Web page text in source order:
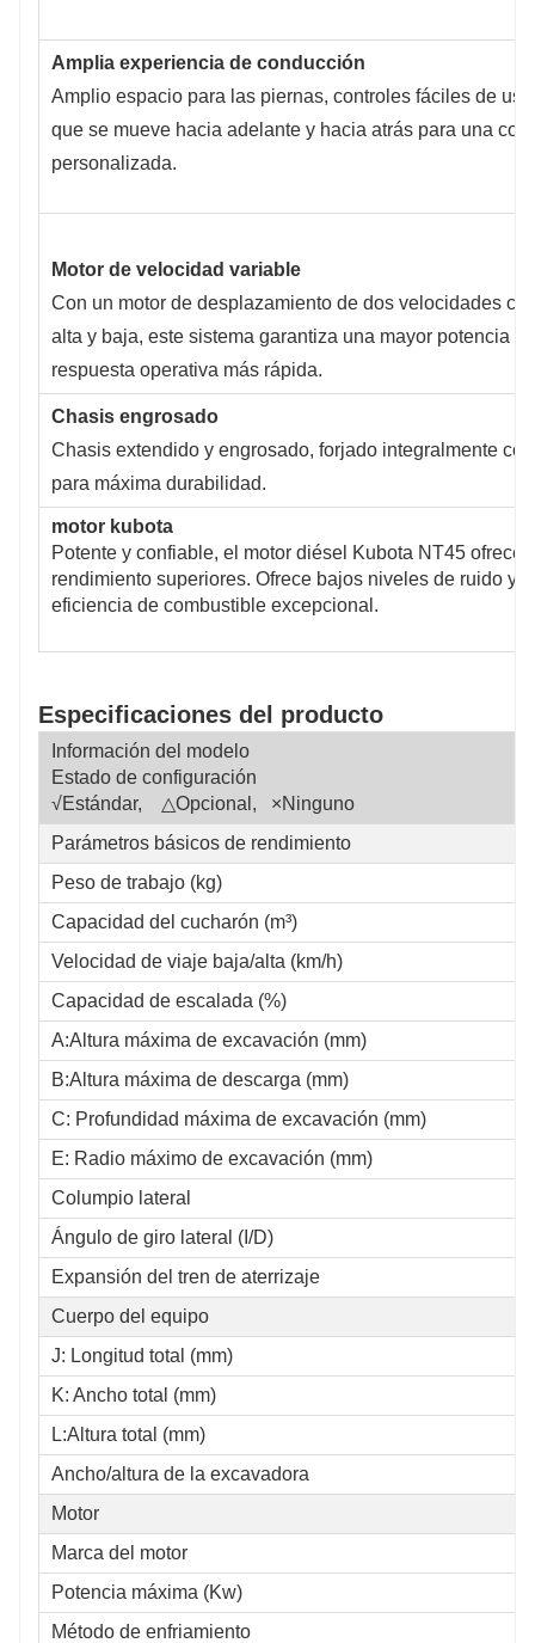
Amplia experiencia de conducción
Amplio espacio para las piernas, controles fáciles de
que se mueve hacia adelante y hacia atrás para una
personalizada.
Motor de velocidad variable
Con un motor de desplazamiento de dos velocidades
alta y baja, este sistema garantiza una mayor potencia
respuesta operativa más rápida.
Chasis engrosado
Chasis extendido y engrosado, forjado integralmente
para máxima durabilidad.
motor kubota
Potente y confiable, el motor diésel Kubota NT45 ofrece
rendimiento superiores. Ofrece bajos niveles de ruido y
eficiencia de combustible excepcional.
Especificaciones del producto
Información del modelo
Estado de configuración
√Estándar, △Opcional, ×Ninguno
Parámetros básicos de rendimiento
Peso de trabajo (kg)
Capacidad del cucharón (m³)
Velocidad de viaje baja/alta (km/h)
Capacidad de escalada (%)
A:Altura máxima de excavación (mm)
B:Altura máxima de descarga (mm)
C: Profundidad máxima de excavación (mm)
E: Radio máximo de excavación (mm)
Columpio lateral
Ángulo de giro lateral (I/D)
Expansión del tren de aterrizaje
Cuerpo del equipo
J: Longitud total (mm)
K: Ancho total (mm)
L:Altura total (mm)
Ancho/altura de la excavadora
Motor
Marca del motor
Potencia máxima (Kw)
Método de enfriamiento